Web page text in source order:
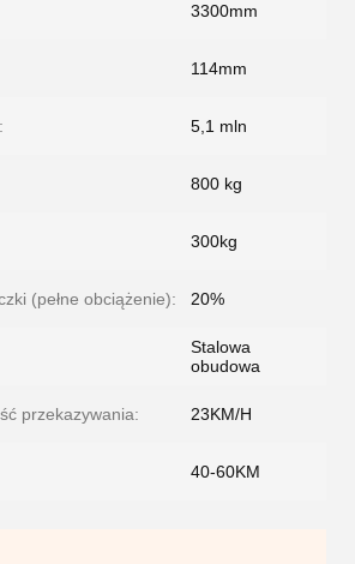
3300mm
114mm
5,1 mln
800 kg
300kg
(pełne obciążenie): 20%
Stalowa
obudowa
przekazywania: 23KM/H
40-60KM